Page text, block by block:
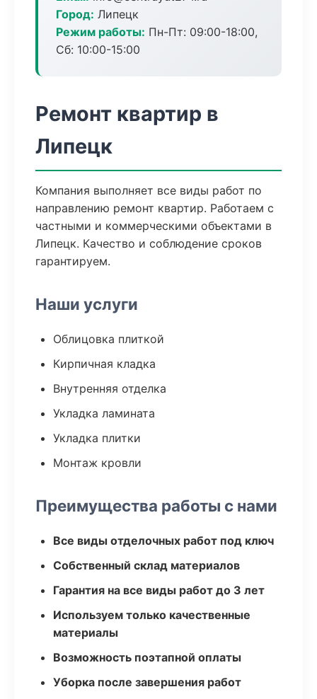
Город: Липецк
Режим работы: Пн-Пт: 09:00-18:00,
Сб: 10:00-15:00
Ремонт квартир в
Липецк
Компания выполняет все виды работ по
направлению ремонт квартир. Работаем с
частными и коммерческими объектами в
Липецк. Качество и соблюдение сроков
гарантируем.
Наши услуги
Облицовка плиткой
Кирпичная кладка
Внутренняя отделка
Укладка ламината
Укладка плитки
Монтаж кровли
Преимущества работы с нами
Все виды отделочных работ под ключ
Собственный склад материалов
Гарантия на все виды работ до 3 лет
Используем только качественные
материалы
Возможность поэтапной оплаты
Уборка после завершения работ